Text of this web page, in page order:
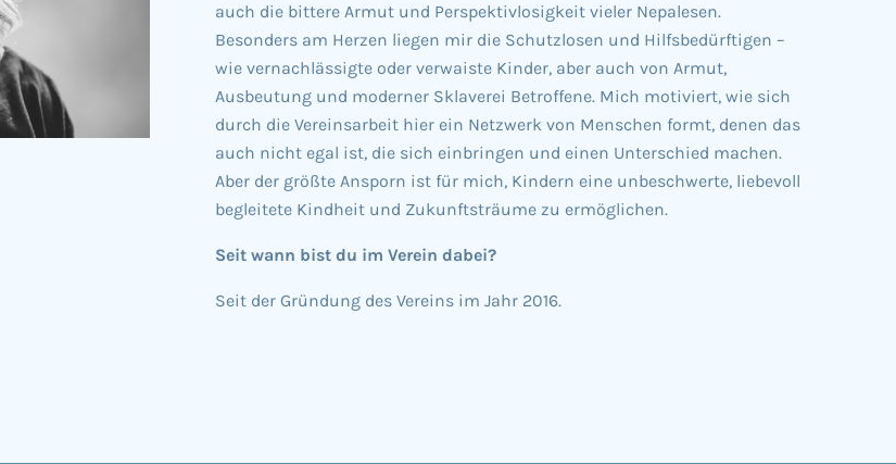
auch die bittere Armut und Perspektivlosigkeit vieler Nepalesen.
Besonders am Herzen liegen mir die Schutzlosen und Hilfsbedürftigen –
wie vernachlässigte oder verwaiste Kinder, aber auch von Armut,
Ausbeutung und moderner Sklaverei Betroffene. Mich motiviert, wie sich
durch die Vereinsarbeit hier ein Netzwerk von Menschen formt, denen das
auch nicht egal ist, die sich einbringen und einen Unterschied machen.
Aber der größte Ansporn ist für mich, Kindern eine unbeschwerte, liebevoll
begleitete Kindheit und Zukunftsträume zu ermöglichen.
Seit wann bist du im Verein dabei?
Seit der Gründung des Vereins im Jahr 2016.